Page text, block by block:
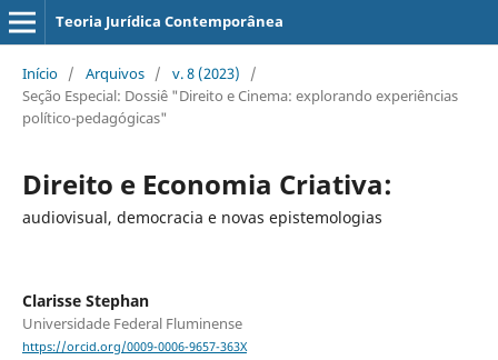
Teoria Jurídica Contemporânea
Início / Arquivos / v. 8 (2023)
/
Seção Especial: Dossiê "Direito e Cinema: explorando experiências
político-pedagógicas"
Direito e Economia Criativa:
audiovisual, democracia e novas epistemologias
Clarisse Stephan
Universidade Federal Fluminense
https://orcid.org/0009-0006-9657-363X